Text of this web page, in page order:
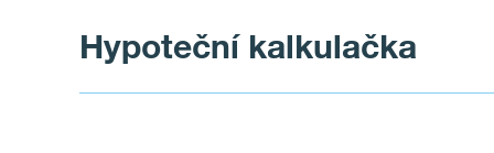
Hypoteční kalkulačka